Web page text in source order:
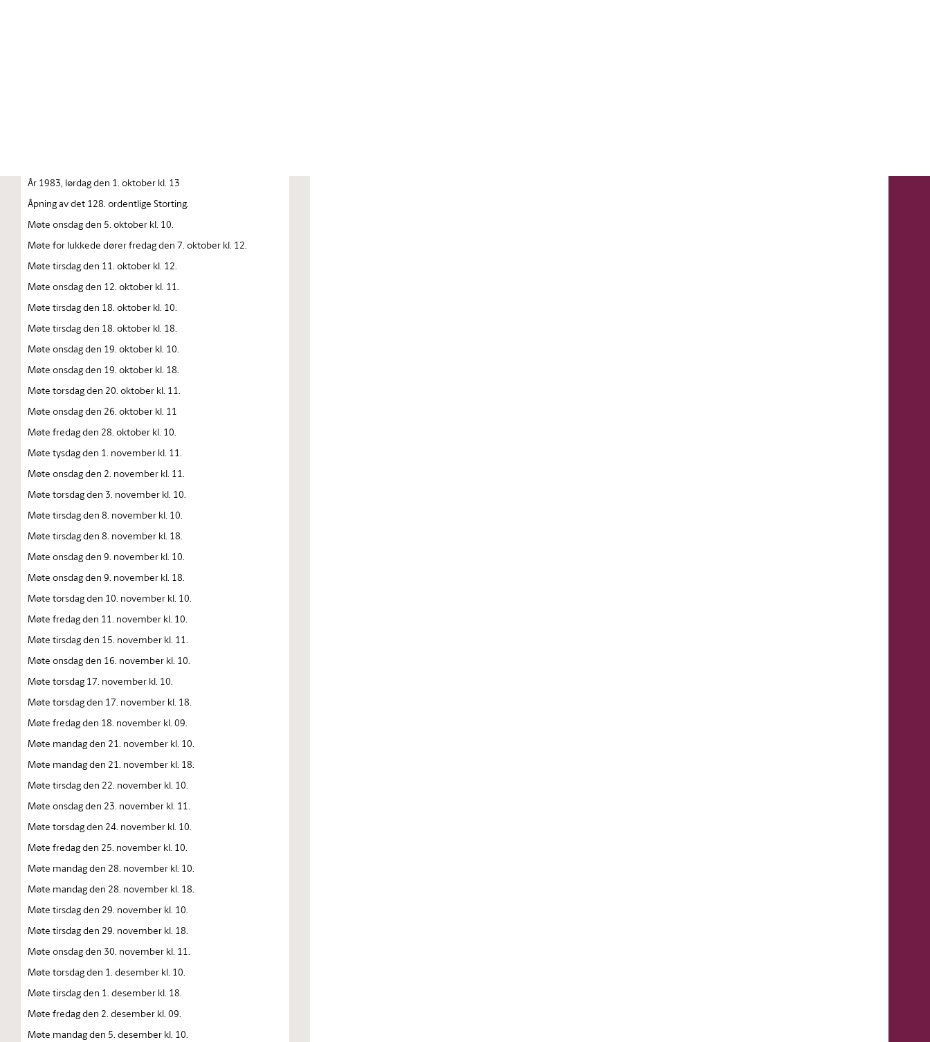
År 1983, lørdag den 1. oktober kl. 13
Åpning av det 128. ordentlige Storting.
Møte onsdag den 5. oktober kl. 10.
Møte for lukkede dører fredag den 7. oktober kl. 12.
Møte tirsdag den 11. oktober kl. 12.
Møte onsdag den 12. oktober kl. 11.
Møte tirsdag den 18. oktober kl. 10.
Møte tirsdag den 18. oktober kl. 18.
Møte onsdag den 19. oktober kl. 10.
Møte onsdag den 19. oktober kl. 18.
Møte torsdag den 20. oktober kl. 11.
Møte onsdag den 26. oktober kl. 11
Møte fredag den 28. oktober kl. 10.
Møte tysdag den 1. november kl. 11.
Møte onsdag den 2. november kl. 11.
Møte torsdag den 3. november kl. 10.
Møte tirsdag den 8. november kl. 10.
Møte tirsdag den 8. november kl. 18.
Møte onsdag den 9. november kl. 10.
Møte onsdag den 9. november kl. 18.
Møte torsdag den 10. november kl. 10.
Møte fredag den 11. november kl. 10.
Møte tirsdag den 15. november kl. 11.
Møte onsdag den 16. november kl. 10.
Møte torsdag 17. november kl. 10.
Møte torsdag den 17. november kl. 18.
Møte fredag den 18. november kl. 09.
Møte mandag den 21. november kl. 10.
Møte mandag den 21. november kl. 18.
Møte tirsdag den 22. november kl. 10.
Møte onsdag den 23. november kl. 11.
Møte torsdag den 24. november kl. 10.
Møte fredag den 25. november kl. 10.
Møte mandag den 28. november kl. 10.
Møte mandag den 28. november kl. 18.
Møte tirsdag den 29. november kl. 10.
Møte tirsdag den 29. november kl. 18.
Møte onsdag den 30. november kl. 11.
Møte torsdag den 1. desember kl. 10.
Møte tirsdag den 1. desember kl. 18.
Møte fredag den 2. desember kl. 09.
Møte mandag den 5. desember kl. 10.